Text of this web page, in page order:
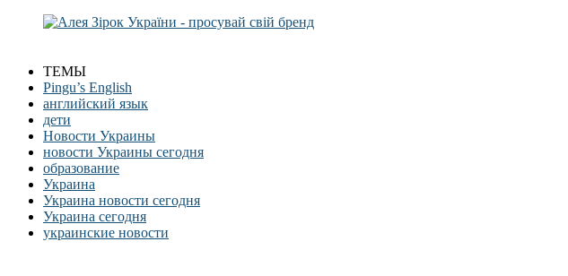
ТЕМЫ
Pingu’s English
английский язык
дети
Новости Украины
новости Украины сегодня
образование
Украина
Украина новости сегодня
Украина сегодня
украинские новости